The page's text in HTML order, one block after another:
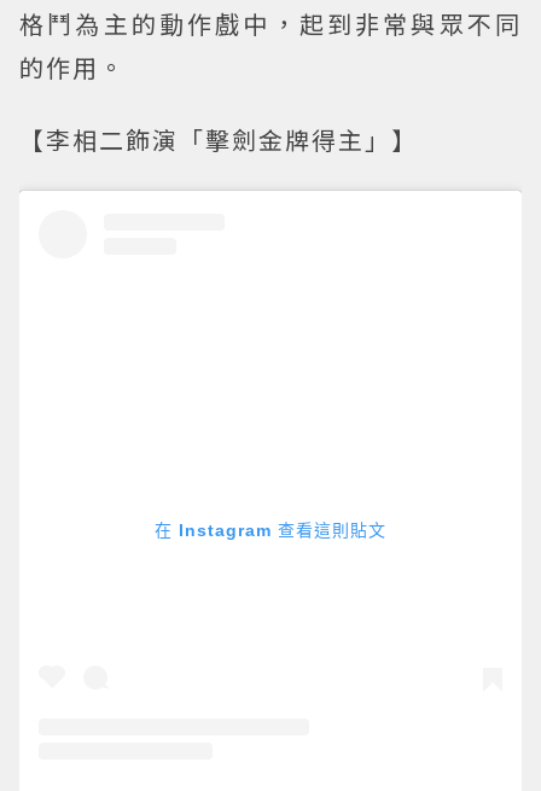
格鬥為主的動作戲中，起到非常與眾不同
的作用。
【李相二飾演「擊劍金牌得主」】
在 Instagram 查看這則貼文